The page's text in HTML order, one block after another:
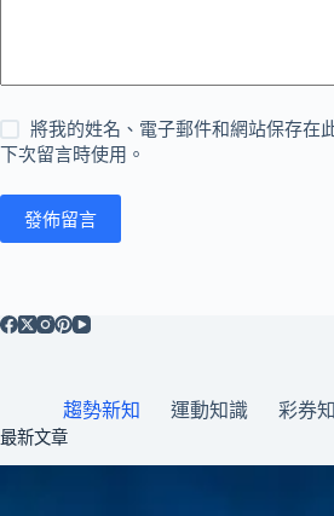
將我的姓名、電子郵件和網站保存在
下次留言時使用。
發佈留言
趨勢新知 運動知識 彩券
最新文章